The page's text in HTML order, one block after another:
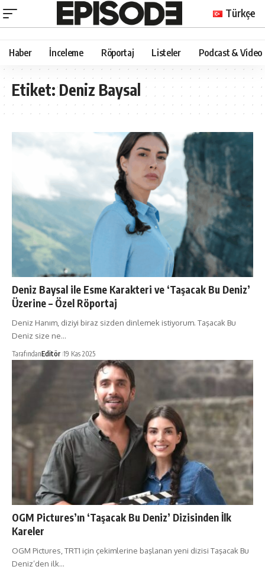
Türkçe
Haber İnceleme Röportaj Listeler Podcast & Video
Etiket:Deniz Baysal
Deniz Baysal ile Esme Karakteri ve ‘Taşacak Bu Deniz’
Üzerine – Özel Röportaj
Deniz Hanım, diziyi biraz sizden dinlemek istiyorum. Taşacak Bu
Deniz size ne…
TarafındanEditör 19 Kas 2025
OGM Pictures’ın ‘Taşacak Bu Deniz’ Dizisinden İlk
Kareler
OGM Pictures, TRT1 için çekimlerine başlanan yeni dizisi Taşacak Bu
Deniz’den ilk…